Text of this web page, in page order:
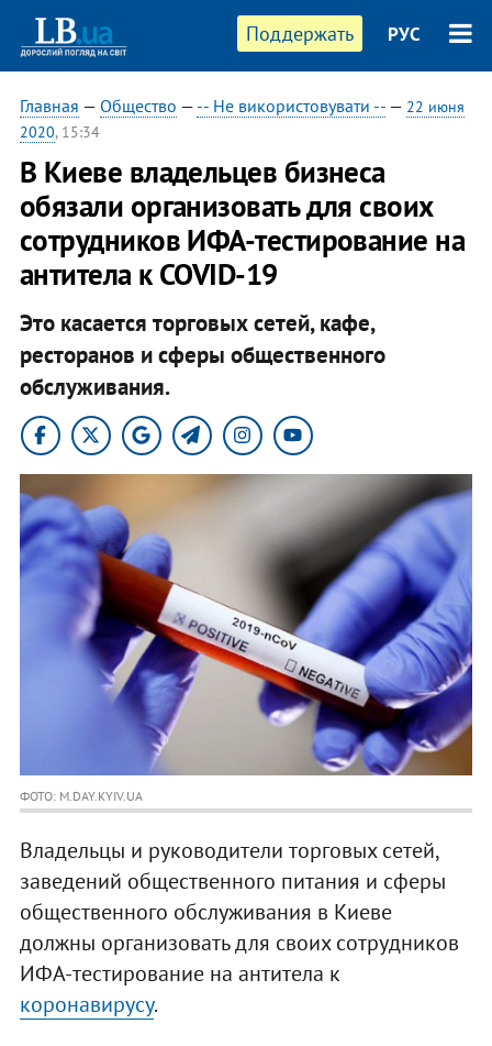
Поддержать РУС
Главная — Общество — -- Не використовувати --— 22 июня
2020, 15:34
В Киеве владельцев бизнеса
обязали организовать для своих
сотрудников ИФА-тестирование на
антитела к COVID-19
Это касается торговых сетей, кафе,
ресторанов и сферы общественного
обслуживания.
ФОТО: M.DAY.KYIV.UA
Владельцы и руководители торговых сетей,
заведений общественного питания и сферы
общественного обслуживания в Киеве
должны организовать для своих сотрудников
ИФА-тестирование на антитела к
коронавирусу.